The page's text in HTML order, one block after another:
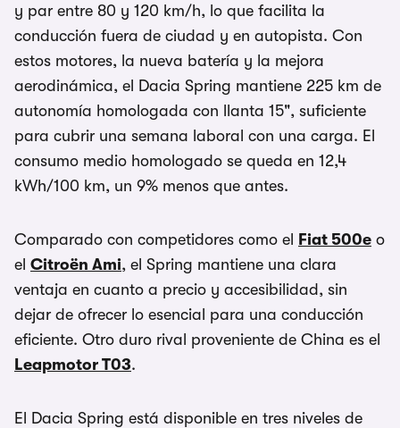
y par entre 80 y 120 km/h, lo que facilita la
conducción fuera de ciudad y en autopista. Con
estos motores, la nueva batería y la mejora
aerodinámica, el Dacia Spring mantiene 225 km de
autonomía homologada con llanta 15", suficiente
para cubrir una semana laboral con una carga. El
consumo medio homologado se queda en 12,4
kWh/100 km, un 9% menos que antes.
Comparado con competidores como el Fiat 500e o
el Citroën Ami, el Spring mantiene una clara
ventaja en cuanto a precio y accesibilidad, sin
dejar de ofrecer lo esencial para una conducción
eficiente. Otro duro rival proveniente de China es el
Leapmotor T03.
El Dacia Spring está disponible en tres niveles de